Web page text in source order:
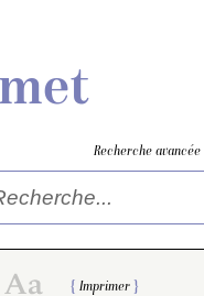
Recherche avancée
Imprimer